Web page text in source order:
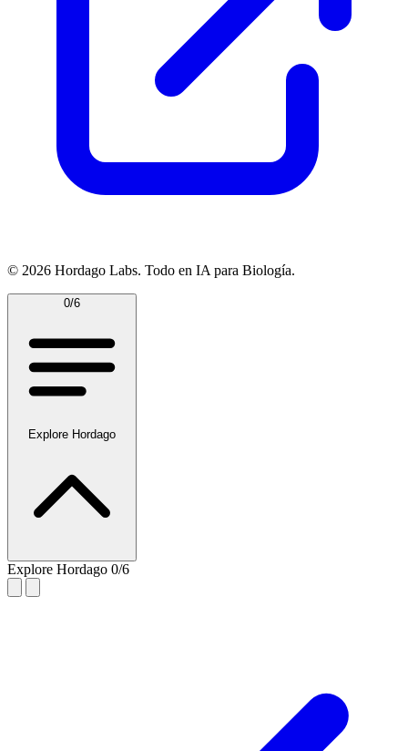
© 2026 Hordago Labs. Todo en IA para Biología.
0/6
Explore Hordago
Explore Hordago 0/6